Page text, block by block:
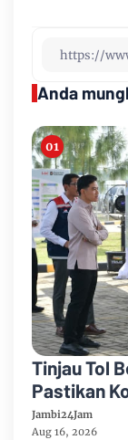
Anda
Tinjau Tol
Pastikan
Optimal
Jambi24Jam
Aug 16, 2026